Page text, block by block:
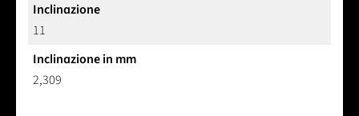
Inclinazione
11
Inclinazione in mm
2,309